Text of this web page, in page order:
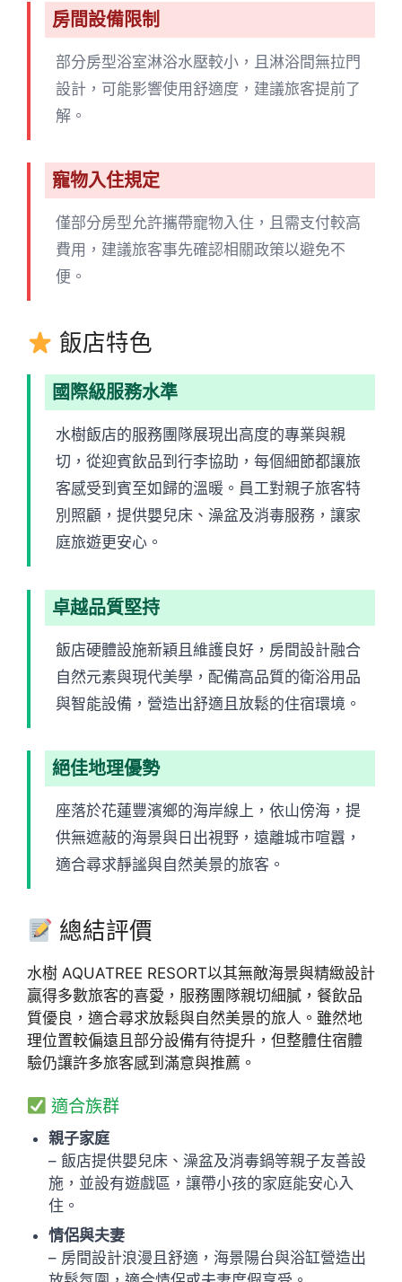
房間設備限制
部分房型浴室淋浴水壓較小，且淋浴間無拉門
設計，可能影響使用舒適度，建議旅客提前了
解。
寵物入住規定
僅部分房型允許攜帶寵物入住，且需支付較高
費用，建議旅客事先確認相關政策以避免不
便。
飯店特色
國際級服務水準
水樹飯店的服務團隊展現出高度的專業與親
切，從迎賓飲品到行李協助，每個細節都讓旅
客感受到賓至如歸的溫暖。員工對親子旅客特
別照顧，提供嬰兒床、澡盆及消毒服務，讓家
庭旅遊更安心。
卓越品質堅持
飯店硬體設施新穎且維護良好，房間設計融合
自然元素與現代美學，配備高品質的衛浴用品
與智能設備，營造出舒適且放鬆的住宿環境。
絕佳地理優勢
座落於花蓮豐濱鄉的海岸線上，依山傍海，提
供無遮蔽的海景與日出視野，遠離城市喧囂，
適合尋求靜謐與自然美景的旅客。
總結評價
水樹 AQUATREE RESORT以其無敵海景與精緻設計
贏得多數旅客的喜愛，服務團隊親切細膩，餐飲品
質優良，適合尋求放鬆與自然美景的旅人。雖然地
理位置較偏遠且部分設備有待提升，但整體住宿體
驗仍讓許多旅客感到滿意與推薦。
適合族群
親子家庭
– 飯店提供嬰兒床、澡盆及消毒鍋等親子友善設
施，並設有遊戲區，讓帶小孩的家庭能安心入
住。
情侶與夫妻
– 房間設計浪漫且舒適，海景陽台與浴缸營造出